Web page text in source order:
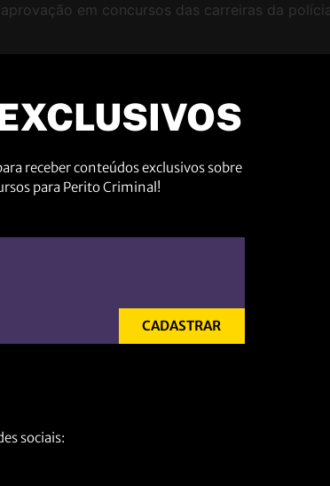
em concursos das carreiras da
receber conteúdos exclusivos sobre
para Perito Criminal!
CADASTRAR
sociais: